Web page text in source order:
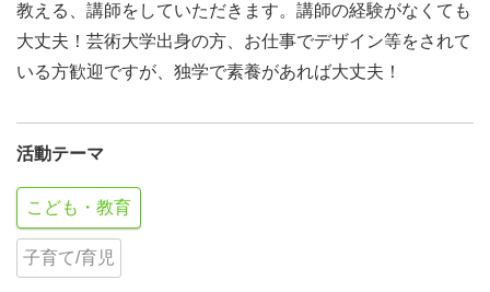
教える、講師をしていただきます。講師の経験がなくても
大丈夫！芸術大学出身の方、お仕事でデザイン等をされて
いる方歓迎ですが、独学で素養があれば大丈夫！
活動テーマ
こども・教育
子育て/育児